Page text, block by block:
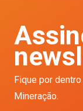
Fique por
Mineração.